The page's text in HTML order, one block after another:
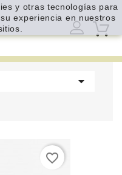

favorite_border
y otras tecnologías para
experiencia en nuestros